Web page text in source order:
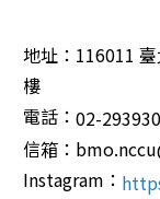
地址：116011
樓
電話：02-
信箱：
Instagram：